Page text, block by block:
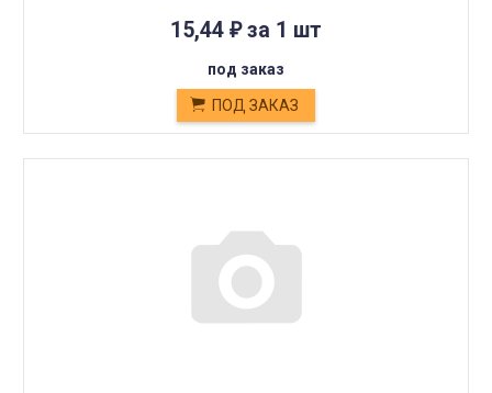
15,44 ₽за 1 шт
под заказ
ПОД ЗАКАЗ